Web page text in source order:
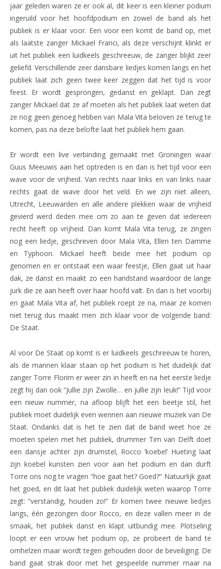
jaar geleden waren ze er ook al, dit keer is een kleiner podium
ingeruild voor het hoofdpodium en zowel de band als het
publiek is er klaar voor. Een voor een komt de band op, met
als laatste zanger Mickael Franci, als deze verschijnt klinkt er
uit het publiek een luidkeels geschreeuw, de zanger blijkt zeer
geliefd. Verschillende zeer dansbare liedjes komen langs en het
publiek laat zich geen twee keer zeggen dat het tijd is voor
feest. Er wordt gesprongen, gedanst en geklapt. Dan zegt
zanger Mickael dat ze af moeten als het publiek laat weten dat
ze nog geen genoeg hebben van Mala Vita beloven ze terug te
komen, pas na deze belofte laat het publiek hem gaan.
Er wordt een live verbinding gemaakt met Groningen waar
Guus Meeuwis aan het optreden is en dan is het tijd voor een
wave voor de vrijheid. Van rechts naar links en van links naar
rechts gaat de wave door het veld. En we zijn niet alleen,
Utrecht, Leeuwarden en alle andere plekken waar de vrijheid
gevierd werd deden mee om zo aan te geven dat iedereen
recht heeft op vrijheid. Dan komt Mala Vita terug, ze zingen
nog een liedje, geschreven door Mala Vita, Ellen ten Damme
en Typhoon. Mickael heeft beide mee het podium op
genomen en er ontstaat een waar feestje, Ellen gaat uit haar
dak, ze danst en maakt zo een handstand waardoor de lange
jurk die ze aan heeft over haar hoofd valt. En dan is het voorbij
en gaat Mala Vita af, het publiek roept ze na, maar ze komen
niet terug dus maakt men zich klaar voor de volgende band:
De Staat.
Al voor De Staat op komt is er luidkeels geschreeuw te horen,
als de mannen klaar staan op het podium is het duidelijk dat
zanger Torre Florim er weer zin in heeft en na het eerste liedje
zegt hij dan ook “Jullie zijn Zwolle… en jullie zijn leuk!” Tijd voor
een nieuw nummer, na afloop blijft het een beetje stil, het
publiek moet duidelijk even wennen aan nieuwe muziek van De
Staat. Ondanks dat is het te zien dat de band weet hoe ze
moeten spelen met het publiek, drummer Tim van Delft doet
een dansje achter zijn drumstel, Rocco ‘koebel’ Hueting laat
zijn koebel kunsten zien voor aan het podium en dan durft
Torre ons nog te vragen “hoe gaat het? Goed?” Natuurlijk gaat
het goed, en dit laat het publiek duidelijk weten waarop Torre
zegt: “verstandig, houden zo!” Er komen twee nieuwe liedjes
langs, één gezongen door Rocco, en deze vallen meer in de
smaak, het publiek danst en klapt uitbundig mee. Plotseling
loopt er een vrouw het podium op, ze probeert de band te
omhelzen maar wordt tegen gehouden door de beveiliging. De
band gaat strak door met het gespeelde nummer maar na